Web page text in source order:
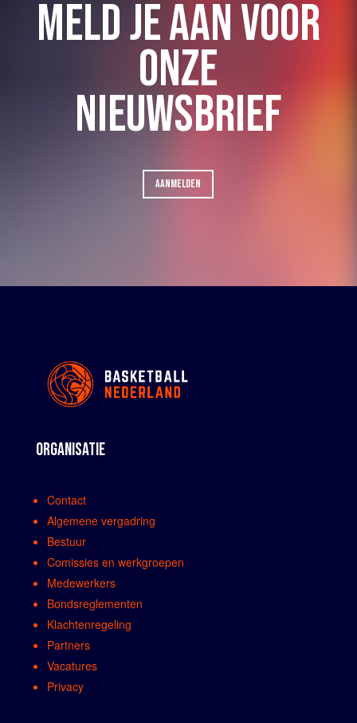
MELD JE AAN VOOR
ONZE
NIEUWSBRIEF
AANMELDEN
ORGANISATIE
Contact
Algemene vergadring
Bestuur
Comissies en werkgroepen
Medewerkers
Bondsreglementen
Klachtenregeling
Partners
Vacatures
Privacy